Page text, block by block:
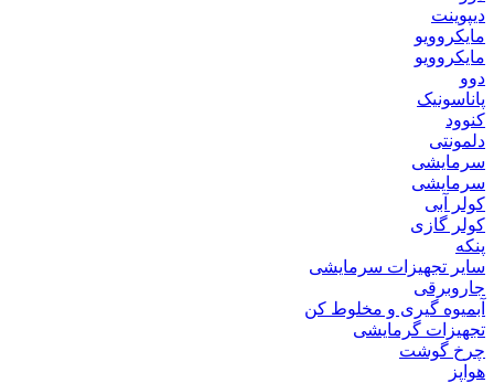
دیپوینت
مایکروویو
مایکروویو
دوو
پاناسونیک
کنوود
دلمونتی
سرمایشی
سرمایشی
کولر آبی
کولر گازی
پنکه
سایر تجهیزات سرمایشی
جاروبرقی
آبمیوه گیری و مخلوط کن
تجهیزات گرمایشی
چرخ گوشت
هواپز